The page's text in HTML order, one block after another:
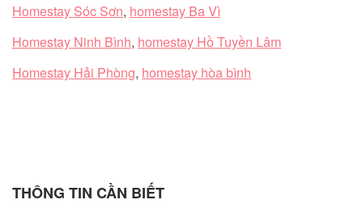
Homestay Sóc Sơn, homestay Ba Vì
Homestay Ninh Bình, homestay Hồ Tuyền Lâm
Homestay Hải Phòng, homestay hòa bình
THÔNG TIN CẦN BIẾT